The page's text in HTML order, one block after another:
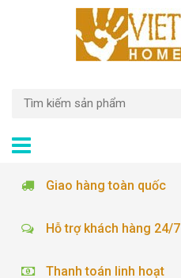
Giao hàng toàn quốc
Hỗ trợ khách hàng 24/7
Thanh toán linh hoạt